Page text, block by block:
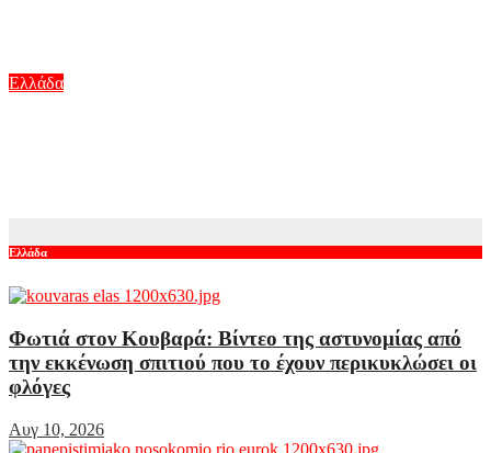
Ελλάδα
Ελλάδα
Φωτιά στον Κουβαρά: Βίντεο της αστυνομίας από
την εκκένωση σπιτιού που το έχουν περικυκλώσει οι
φλόγες
Αυγ 10, 2026